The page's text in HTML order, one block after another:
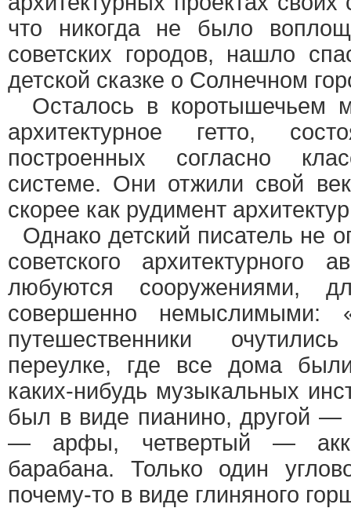
что никогда не было
советских городов, нашло
детской сказке о Солнечном
Осталось в коротышечьем
архитектурное гетто,
построенных согласно
системе. Они отжили свой
скорее как рудимент
Однако детский писатель не
советского архитектурного
любуются сооружениями,
совершенно немыслимыми:
путешественники
переулке, где все дома
каких-нибудь музыкальных
был в виде пианино, другой —
— арфы, четвертый —
барабана. Только один
почему-то в виде глиняного